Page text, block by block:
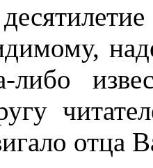
либо
отца